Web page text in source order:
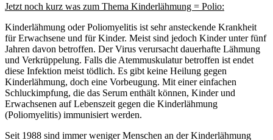
Jetzt noch kurz was zum Thema Kinderlähmung = Polio:
Kinderlähmung oder Poliomyelitis ist sehr ansteckende Krankheit
für Erwachsene und für Kinder. Meist sind jedoch Kinder unter fünf
Jahren davon betroffen. Der Virus verursacht dauerhafte Lähmung
und Verkrüppelung. Falls die Atemmuskulatur betroffen ist endet
diese Infektion meist tödlich. Es gibt keine Heilung gegen
Kinderlähmung, doch eine Vorbeugung. Mit einer einfachen
Schluckimpfung, die das Serum enthält können, Kinder und
Erwachsenen auf Lebenszeit gegen die Kinderlähmung
(Poliomyelitis) immunisiert werden.
Seit 1988 sind immer weniger Menschen an der Kinderlähmung